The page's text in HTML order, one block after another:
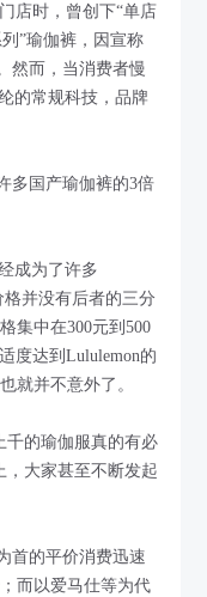
店时，曾创下“单店
”瑜伽裤，因宣称
然而，当消费者慢
的常规科技，品牌
多国产瑜伽裤的3倍
成为了许多
格并没有后者的三分
集中在300元到500
度达到Lululemon的
就并不意外了。
千的瑜伽服真的有必
，大家甚至不断发起
首的平价消费迅速
而以爱马仕等为代